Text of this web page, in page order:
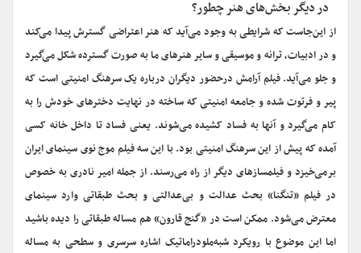
‌‌در دیگر بخش‌های هنر چطور؟
از این‌جاست که شرایطی به وجود می‌آید که هنر اعتراضی گسترش پیدا می‌کند
و در ادبیات، ترانه و موسیقی و سایر هنرهای ما به صورت گسترده شکل می‌گیرد
و جلو می‌آید. فیلم آرامش درحضور دیگران درباره یک سرهنگ امنیتی است که
پیر و فرتوت شده و جامعه امنیتی که ساخته در نهایت دخترهای خودش را به
کام می‌گیرد و آنها به فساد کشیده می‌شوند. یعنی فساد تا داخل خانه کسی
آمده که پیش از این سرهنگ امنیتی بود. با این سه فیلم موج نوی سینمای ایران
برمی‌خیزد و فیلمسازهای دیگر از راه می‌رسند. از جمله امیر نادری به خصوص
در فیلم «تنگنا» بحث عدالت و بی‌عدالتی و بحث طبقاتی وارد سینمای
معترض می‌شود. ممکن است در «گنج قارون» هم مساله طبقاتی را دیده باشید
اما این موضوع با رویکرد شبه‌ملودراماتیک اشاره سرسری و سطحی به مساله